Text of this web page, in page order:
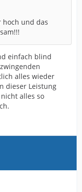
hoch und das
einfach blind
alles wieder
dieser Leistung
alles so